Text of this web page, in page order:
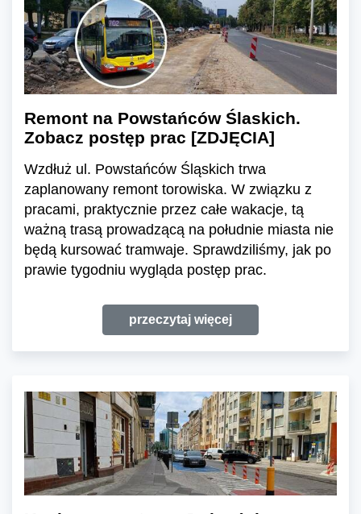
Remont na Powstańców Ślaskich.
Zobacz postęp prac [ZDJĘCIA]
Wzdłuż ul. Powstańców Śląskich trwa
zaplanowany remont torowiska. W związku z
pracami, praktycznie przez całe wakacje, tą
ważną trasą prowadzącą na południe miasta nie
będą kursować tramwaje. Sprawdziliśmy, jak po
prawie tygodniu wygląda postęp prac.
przeczytaj więcej